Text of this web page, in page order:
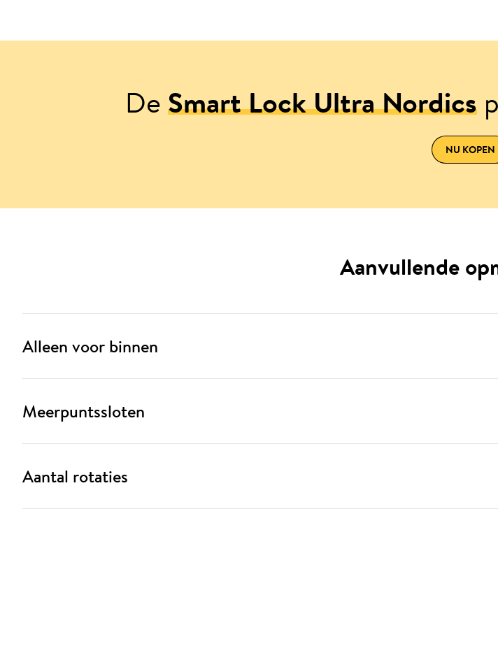
DeSmart Lock Ultra Nordics
NU KOPEN
Aanvullende
Alleen voor binnen
Meerpuntssloten
Aantal rotaties